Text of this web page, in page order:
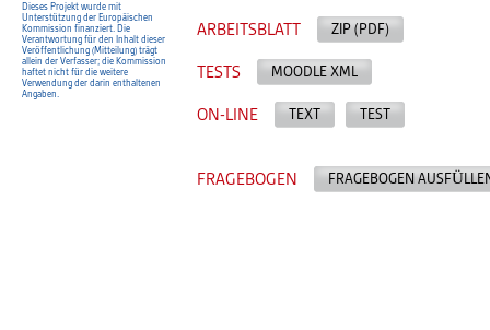
Dieses Projekt wurde mit
Unterstützung der Europäischen
Kommission finanziert. Die
Verantwortung für den Inhalt dieser
Veröffentlichung (Mitteilung) trägt
allein der Verfasser; die Kommission
haftet nicht für die weitere
Verwendung der darin enthaltenen
Angaben.
ARBEITSBLATT ZIP (PDF)
TESTS MOODLE XML
ON-LINE TEXT TEST
FRAGEBOGEN FRAGEBOGEN